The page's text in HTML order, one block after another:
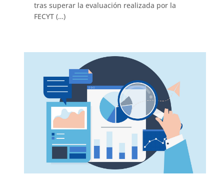
tras superar la evaluación realizada por la
FECYT (…)